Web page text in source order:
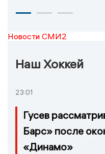
Новости СМИ2
Наш Хоккей
23:01
Гусев
Барс» после
«Динамо»